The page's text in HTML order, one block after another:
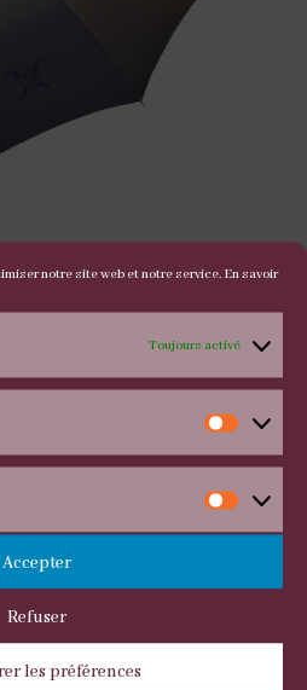
notre site web et notre service. En savoir
Toujours activé
Accepter
Refuser
les préférences